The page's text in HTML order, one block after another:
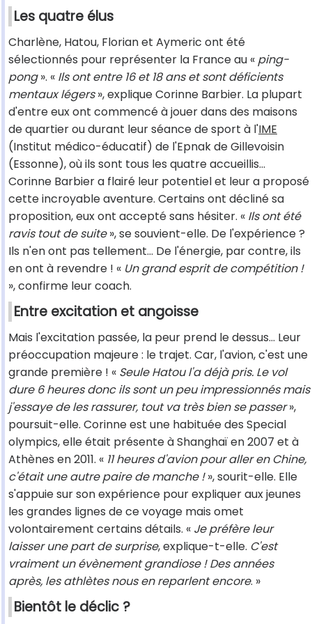
Les quatre élus
Charlène, Hatou, Florian et Aymeric ont été
sélectionnés pour représenter la France au « ping-
pong». « Ils ont entre 16 et 18 ans et sont déficients
mentaux légers», explique Corinne Barbier. La plupart
d'entre eux ont commencé à jouer dans des maisons
de quartier ou durant leur séance de sport à l'IME
(Institut médico-éducatif) de l'Epnak de Gillevoisin
(Essonne), où ils sont tous les quatre accueillis…
Corinne Barbier a flairé leur potentiel et leur a proposé
cette incroyable aventure. Certains ont décliné sa
proposition, eux ont accepté sans hésiter. « Ils ont été
ravis tout de suite», se souvient-elle. De l'expérience ?
Ils n'en ont pas tellement… De l'énergie, par contre, ils
en ont à revendre ! « Un grand esprit de compétition !
», confirme leur coach.
Entre excitation et angoisse
Mais l'excitation passée, la peur prend le dessus… Leur
préoccupation majeure : le trajet. Car, l'avion, c'est une
grande première ! « Seule Hatou l'a déjà pris. Le vol
dure 6 heures donc ils sont un peu impressionnés mais
j'essaye de les rassurer, tout va très bien se passer»,
poursuit-elle. Corinne est une habituée des Special
olympics, elle était présente à Shanghaï en 2007 et à
Athènes en 2011. « 11 heures d'avion pour aller en Chine,
c'était une autre paire de manche !», sourit-elle. Elle
s'appuie sur son expérience pour expliquer aux jeunes
les grandes lignes de ce voyage mais omet
volontairement certains détails. « Je préfère leur
laisser une part de surprise, explique-t-elle. C'est
vraiment un évènement grandiose ! Des années
après, les athlètes nous en reparlent encore. »
Bientôt le déclic ?